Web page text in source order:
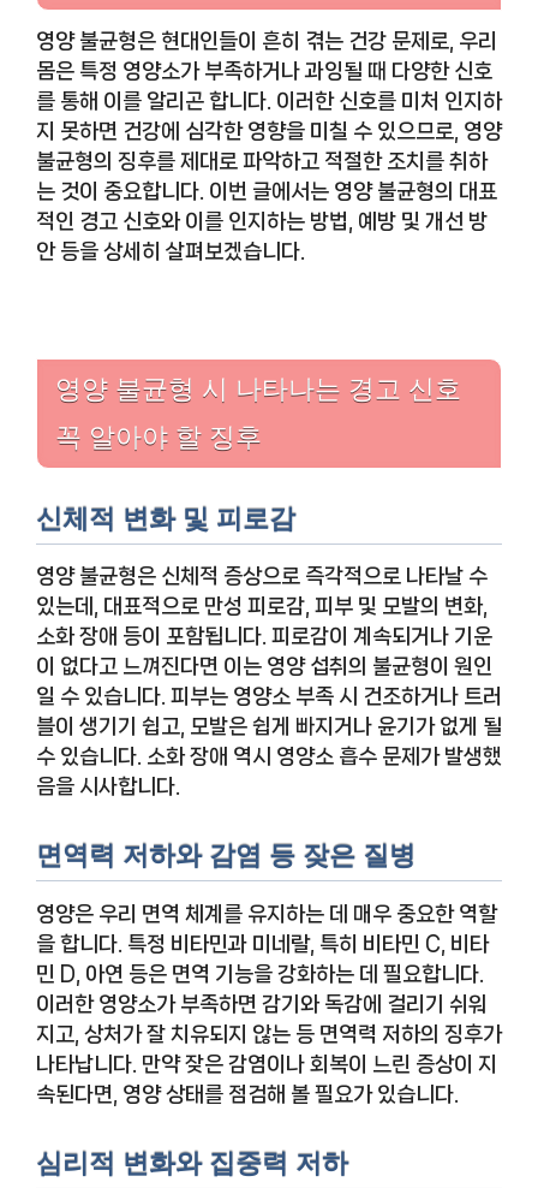
영양 불균형은 현대인들이 흔히 겪는 건강 문제로, 우리
몸은 특정 영양소가 부족하거나 과잉될 때 다양한 신호
를 통해 이를 알리곤 합니다. 이러한 신호를 미처 인지하
지 못하면 건강에 심각한 영향을 미칠 수 있으므로, 영양
불균형의 징후를 제대로 파악하고 적절한 조치를 취하
는 것이 중요합니다. 이번 글에서는 영양 불균형의 대표
적인 경고 신호와 이를 인지하는 방법, 예방 및 개선 방
안 등을 상세히 살펴보겠습니다.
영양 불균형 시 나타나는 경고 신호
꼭 알아야 할 징후
신체적 변화 및 피로감
영양 불균형은 신체적 증상으로 즉각적으로 나타날 수
있는데, 대표적으로 만성 피로감, 피부 및 모발의 변화,
소화 장애 등이 포함됩니다. 피로감이 계속되거나 기운
이 없다고 느껴진다면 이는 영양 섭취의 불균형이 원인
일 수 있습니다. 피부는 영양소 부족 시 건조하거나 트러
블이 생기기 쉽고, 모발은 쉽게 빠지거나 윤기가 없게 될
수 있습니다. 소화 장애 역시 영양소 흡수 문제가 발생했
음을 시사합니다.
면역력 저하와 감염 등 잦은 질병
영양은 우리 면역 체계를 유지하는 데 매우 중요한 역할
을 합니다. 특정 비타민과 미네랄, 특히 비타민 C, 비타
민 D, 아연 등은 면역 기능을 강화하는 데 필요합니다.
이러한 영양소가 부족하면 감기와 독감에 걸리기 쉬워
지고, 상처가 잘 치유되지 않는 등 면역력 저하의 징후가
나타납니다. 만약 잦은 감염이나 회복이 느린 증상이 지
속된다면, 영양 상태를 점검해 볼 필요가 있습니다.
심리적 변화와 집중력 저하